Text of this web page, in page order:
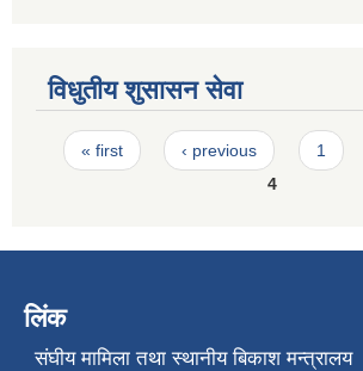
विधुतीय शुसासन सेवा
Pages
« first ‹ previous 1
4
लिंक
संघीय मामिला तथा स्थानीय बिकाश मन्त्रालय